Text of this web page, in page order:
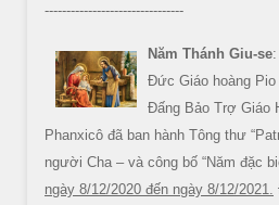
--------------------------------
Năm Thánh Giu-se
Đức Giáo hoàng
Đấng Bảo Trợ Giáo
Phanxicô đã ban hành Tông thư
người Cha – và công bố “Năm đặc
ngày 8/12/2020 đến ngày 8/12/2021.